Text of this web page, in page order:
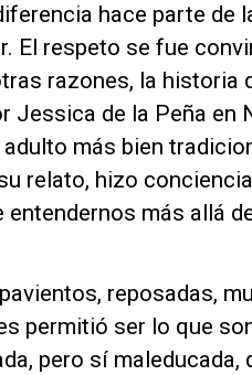
hace parte de
El respeto se fue
razones, la historia
Jessica de la Peña en
adulto más bien
relato, hizo
más allá
reposadas,
permitió ser lo que
pero sí